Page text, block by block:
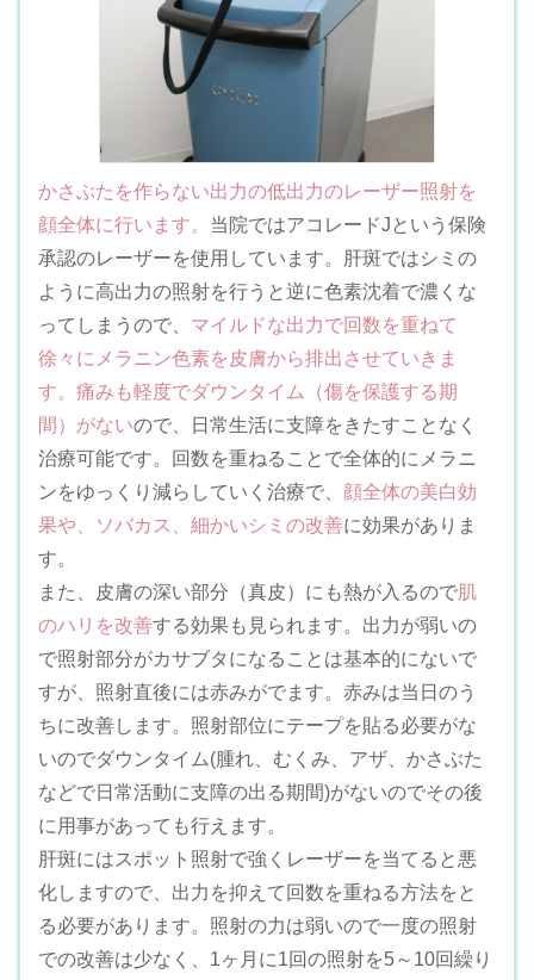
かさぶたを作らない出力の低出力のレーザー照射を
顔全体に行います。 当院ではアコレードJという保険
承認のレーザーを使用しています。肝斑ではシミの
ように高出力の照射を行うと逆に色素沈着で濃くな
ってしまうので、 マイルドな出力で回数を重ねて
徐々にメラニン色素を皮膚から排出させていきま
す。痛みも軽度でダウンタイム（傷を保護する期
間）がないので、日常生活に支障をきたすことなく
治療可能です。回数を重ねることで全体的にメラニ
ンをゆっくり減らしていく治療で、 顔全体の美白効
果や、ソバカス、細かいシミの改善に効果がありま
す。
また、皮膚の深い部分（真皮）にも熱が入るので肌
のハリを改善する効果も見られます。出力が弱いの
で照射部分がカサブタになることは基本的にないで
すが、照射直後には赤みがでます。赤みは当日のう
ちに改善します。照射部位にテープを貼る必要がな
いのでダウンタイム(腫れ、むくみ、アザ、かさぶた
などで日常活動に支障の出る期間)がないのでその後
に用事があっても行えます。
肝斑にはスポット照射で強くレーザーを当てると悪
化しますので、出力を抑えて回数を重ねる方法をと
る必要があります。照射の力は弱いので一度の照射
での改善は少なく、1ヶ月に1回の照射を5～10回繰り